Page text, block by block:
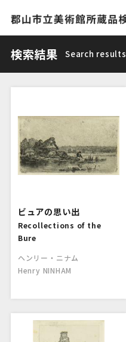
検索結果 Search results
ビュアの思い出
Recollections of the
Bure
ヘンリー・ニナム
Henry NINHAM